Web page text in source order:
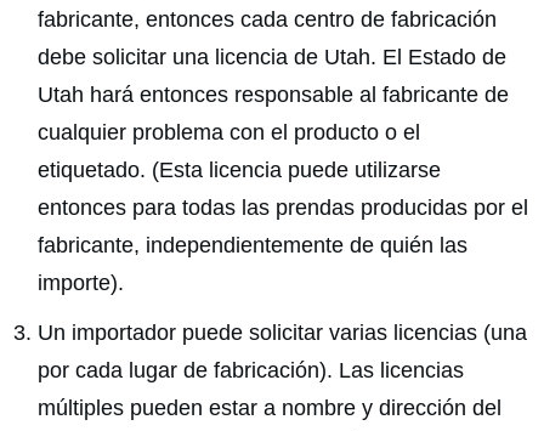
fabricante, entonces cada centro de fabricación
debe solicitar una licencia de Utah. El Estado de
Utah hará entonces responsable al fabricante de
cualquier problema con el producto o el
etiquetado. (Esta licencia puede utilizarse
entonces para todas las prendas producidas por el
fabricante, independientemente de quién las
importe).
Un importador puede solicitar varias licencias (una
por cada lugar de fabricación). Las licencias
múltiples pueden estar a nombre y dirección del